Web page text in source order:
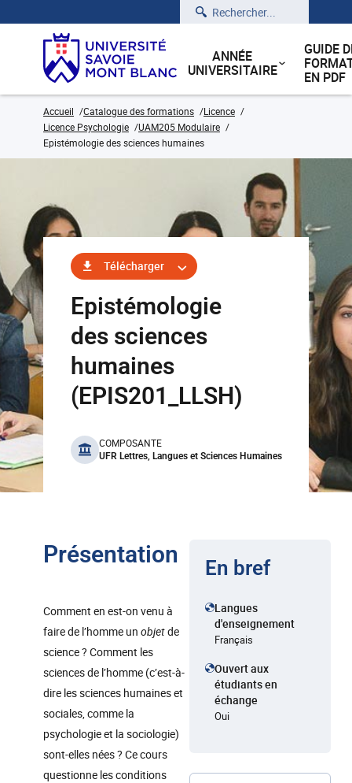
Rechercher
ANNÉE
UNIVERSITAIRE
GUIDE
EN PDF
Accueil Catalogue des formations
Licence
Licence Psychologie
UAM205 Modulaire
Epistémologie des sciences humaines
Télécharger
Epistémologie
des sciences
humaines
(EPIS201_LLSH)
benefits
COMPOSANTE
UFR Lettres, Langues et Sciences Humaines
Présentation
Comment en est-on venu à
faire de l’homme un objetde
science ? Comment les
sciences de l’homme (c’est-à-
dire les sciences humaines et
sociales, comme la
psychologie et la sociologie)
sont-elles nées ? Ce cours
questionne les conditions
En bref
Langues
d'enseignement
Français
Ouvert aux
étudiants en
échange
Oui